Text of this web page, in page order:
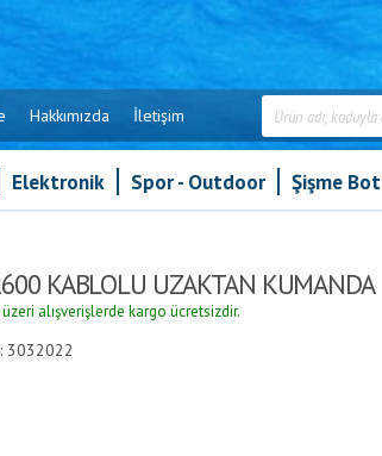
Hakkımızda İletişim
Elektronik Spor - Outdoor Şişme Bot
KABLOLU UZAKTAN KUMANDA
alışverişlerde kargo ücretsizdir.
3032022